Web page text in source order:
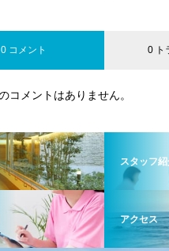
0 コメント 0 ト
コメントはありません。
スタッフ
アクセス